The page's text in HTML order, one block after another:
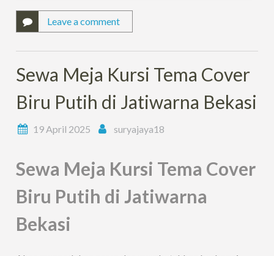
Leave a comment
Sewa Meja Kursi Tema Cover
Biru Putih di Jatiwarna Bekasi
19 April 2025 suryajaya18
Sewa Meja Kursi Tema Cover
Biru Putih di Jatiwarna
Bekasi